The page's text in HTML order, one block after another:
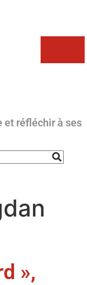
et réfléchir à ses
»,